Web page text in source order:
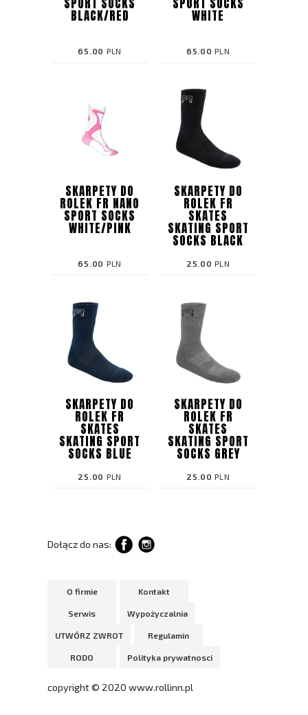
BLACK/RED
65.00 PLN
WHITE
65.00 PLN
SKARPETY DO
ROLEK FR NANO
SPORT SOCKS
WHITE/PINK
65.00 PLN
SKARPETY DO
ROLEK FR
SKATES
SKATING SPORT
SOCKS BLACK
25.00 PLN
SKARPETY DO
ROLEK FR
SKATES
SKATING SPORT
SOCKS BLUE
25.00 PLN
SKARPETY DO
ROLEK FR
SKATES
SKATING SPORT
SOCKS GREY
25.00 PLN
Dołącz do nas:
O firmie Kontakt
Serwis Wypożyczalnia
UTWÓRZ ZWROT Regulamin
RODO Polityka prywatnosci
copyright © 2020 www.rollinn.pl